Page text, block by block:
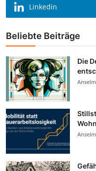
Linkedin
Beliebte Beiträge
Die